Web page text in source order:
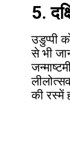
5.
उडुप्पी
से भी
की रस्में